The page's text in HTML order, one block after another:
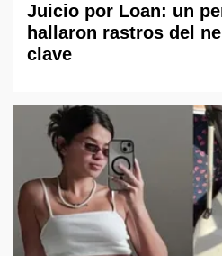
Juicio por Loan: un
hallaron rastros del
clave